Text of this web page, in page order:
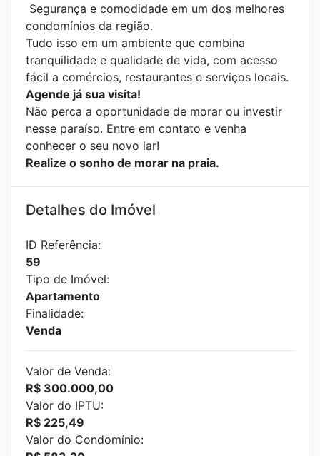
Segurança e comodidade em um dos melhores
condomínios da região.
Tudo isso em um ambiente que combina
tranquilidade e qualidade de vida, com acesso
fácil a comércios, restaurantes e serviços locais.
Agende já sua visita!
Não perca a oportunidade de morar ou investir
nesse paraíso. Entre em contato e venha
conhecer o seu novo lar!
Realize o sonho de morar na praia.
Detalhes do Imóvel
ID Referência:
59
Tipo de Imóvel:
Apartamento
Finalidade:
Venda
Valor de Venda:
R$ 300.000,00
Valor do IPTU:
R$ 225,49
Valor do Condomínio: